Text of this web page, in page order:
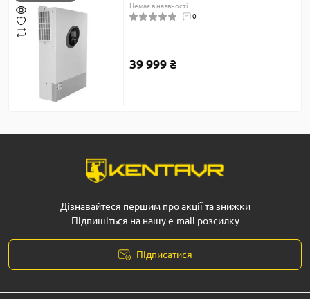
Немає в наявності
0
39 999 ₴
Дізнавайтеся першим про акції та знижки
Підпишіться на нашу e-mail розсилку
Підписатися